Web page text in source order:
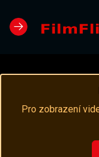
Pro zobrazení